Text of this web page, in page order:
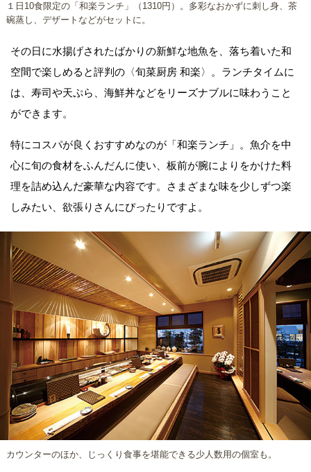
１日10食限定の「和楽ランチ」（1310円）。多彩なおかずに刺し身、茶
碗蒸し、デザートなどがセットに。
その日に水揚げされたばかりの新鮮な地魚を、落ち着いた和
空間で楽しめると評判の〈旬菜厨房 和楽〉。ランチタイムに
は、寿司や天ぷら、海鮮丼などをリーズナブルに味わうこと
ができます。
特にコスパが良くおすすめなのが「和楽ランチ」。魚介を中
心に旬の食材をふんだんに使い、板前が腕によりをかけた料
理を詰め込んだ豪華な内容です。さまざまな味を少しずつ楽
しみたい、欲張りさんにぴったりですよ。
カウンターのほか、じっくり食事を堪能できる少人数用の個室も。